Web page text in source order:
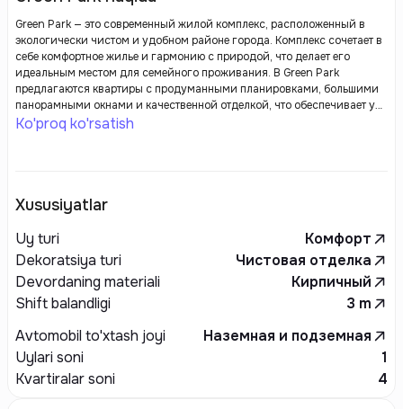
Green Park — это современный жилой комплекс, расположенный в
экологически чистом и удобном районе города. Комплекс сочетает в
себе комфортное жилье и гармонию с природой, что делает его
идеальным местом для семейного проживания. В Green Park
предлагаются квартиры с продуманными планировками, большими
панорамными окнами и качественной отделкой, что обеспечивает уют
и максимальное естественное освещение. Территория комплекса
инфраструктурных объектов (магазинов, школ, парков) в шаговой
доступности делает проживание в Green Park еще более комфортным.
Это место, где можно наслаждаться тишиной и природой, не покидая
город.
Ko'proq ko'rsatish
Xususiyatlar
Uy turi
Комфорт
Dekoratsiya turi
Чистовая отделка
Devordaning materiali
Кирпичный
Shift balandligi
3 m
Avtomobil to'xtash joyi
Наземная и подземная
Uylari soni
1
Kvartiralar soni
4